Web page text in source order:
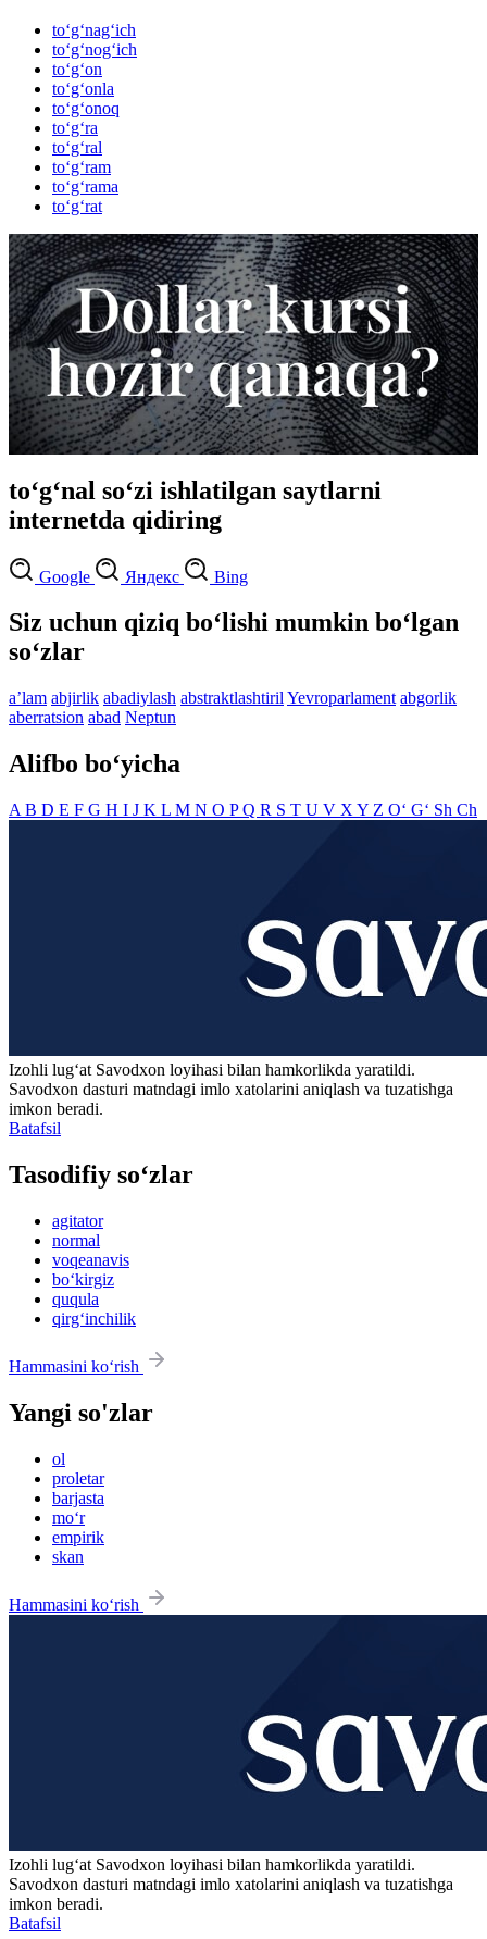
to‘g‘nag‘ich
to‘g‘nog‘ich
to‘g‘on
to‘g‘onla
to‘g‘onoq
to‘g‘ra
to‘g‘ral
to‘g‘ram
to‘g‘rama
to‘g‘rat
to‘g‘nal so‘zi ishlatilgan saytlarni
internetda qidiring
Google Яндекс Bing
Siz uchun qiziq bo‘lishi mumkin bo‘lgan
so‘zlar
aʼlam abjirlik abadiylash abstraktlashtiril Yevroparlament abgorlik
aberratsion abad Neptun
Alifbo bo‘yicha
A B D E F G H I J K L M N O PQ R S T U V X Y Z O‘ G‘ Sh Ch
Izohli lugʻat Savodxon loyihasi bilan hamkorlikda yaratildi.
Savodxon dasturi matndagi imlo xatolarini aniqlash va tuzatishga
imkon beradi.
Batafsil
Tasodifiy so‘zlar
agitator
normal
voqeanavis
bo‘kirgiz
ququla
qirg‘inchilik
Hammasini ko‘rish
Yangi so'zlar
ol
proletar
barjasta
mo‘r
empirik
skan
Hammasini ko‘rish
Izohli lugʻat Savodxon loyihasi bilan hamkorlikda yaratildi.
Savodxon dasturi matndagi imlo xatolarini aniqlash va tuzatishga
imkon beradi.
Batafsil